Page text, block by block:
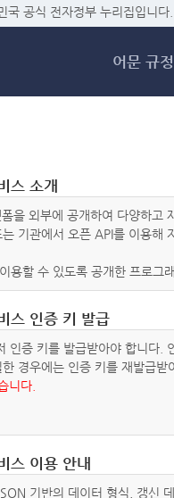
메
국 공식 전자정부 누리집입니다.
어문 규정
스 소개
을 외부에 공개하여 다양하
기관에서 오픈 API를 이용해
용할 수 있도록 공개한 프로그
스 인증 키 발급
인증 키를 발급받아야 합니다
경우에는 인증 키를 재발급받
니다.
스 이용 안내
기반의 데이터 형식, 갱신